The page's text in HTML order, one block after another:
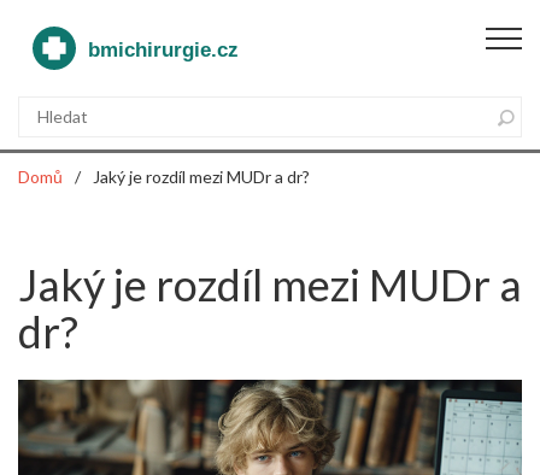
Domů Jaký je rozdíl mezi MUDr a dr?
Jaký je rozdíl mezi MUDr a
dr?